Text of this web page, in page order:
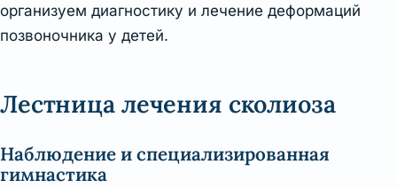
организуем диагностику и лечение деформаций
позвоночника у детей.
Лестница лечения сколиоза
Наблюдение и специализированная
гимнастика